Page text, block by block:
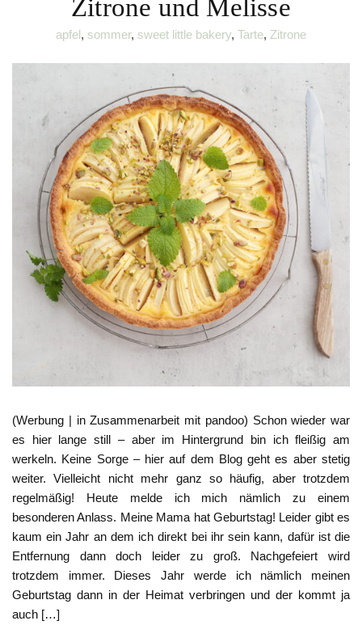
Zitrone und Melisse
apfel, sommer, sweet little bakery, Tarte, Zitrone
(Werbung | in Zusammenarbeit mit pandoo) Schon wieder war
es hier lange still – aber im Hintergrund bin ich fleißig am
werkeln. Keine Sorge – hier auf dem Blog geht es aber stetig
weiter. Vielleicht nicht mehr ganz so häufig, aber trotzdem
regelmäßig! Heute melde ich mich nämlich zu einem
besonderen Anlass. Meine Mama hat Geburtstag! Leider gibt es
kaum ein Jahr an dem ich direkt bei ihr sein kann, dafür ist die
Entfernung dann doch leider zu groß. Nachgefeiert wird
trotzdem immer. Dieses Jahr werde ich nämlich meinen
Geburtstag dann in der Heimat verbringen und der kommt ja
auch […]